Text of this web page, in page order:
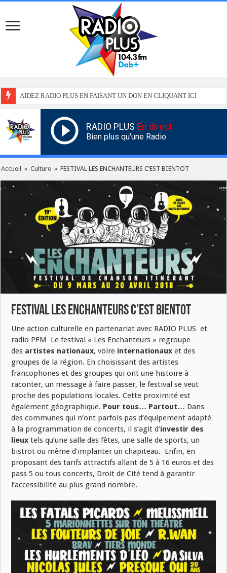
AIDEZ RADIO PLUS EN FAISANT UN DON EN CLIQUANT ICI
RADIO PLUS En direct
Bien plus qu'une Radio
Accueil » Culture » FESTIVAL LES ENCHANTEURS C’EST BIENTOT
FESTIVAL LES ENCHANTEURS C’EST BIENTOT
Une action culturelle en partenariat avec RADIO PLUS et
radio PFM Le festival « Les Enchanteurs » regroupe
des artistes nationaux, voire internationaux et des
groupes de la région. En choisissant des artistes
francophones et des groupes qui ont une histoire à
raconter, un message à faire passer, le festival se veut
proche des populations locales. Cette proximité est
également géographique. Pour tous… Partout… Dans
des communes qui n’ont parfois pas d’équipement adapté
à la programmation de concerts, il s’agit d’investir des
lieuxtels qu’une salle des fêtes, une salle de sports, un
bistrot ou même d’implanter un chapiteau. Enfin, en
proposant des tarifs attractifs allant de 5 à 16 euros et des
pass 5 ou tous concerts, Droit de Cité tend à garantir
l’accessibilité au plus grand nombre.